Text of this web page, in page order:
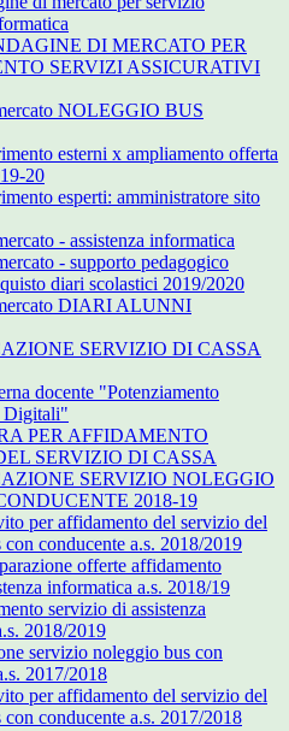
DI MERCATO PER
SERVIZI ASSICURATIVI
NOLEGGIO BUS
esterni x ampliamento offerta
20
esperti: amministratore sito
- assistenza informatica
- supporto pedagogico
diari scolastici 2019/2020
DIARI ALUNNI
SERVIZIO DI CASSA
docente "Potenziamento
Digitali"
PER AFFIDAMENTO
SERVIZIO DI CASSA
SERVIZIO NOLEGGIO
2018-19
per affidamento del servizio del
conducente a.s. 2018/2019
offerte affidamento
informatica a.s. 2018/19
servizio di assistenza
2018/2019
servizio noleggio bus con
2017/2018
per affidamento del servizio del
conducente a.s. 2017/2018